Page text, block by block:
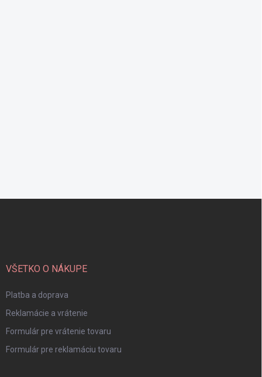
VŠETKO O NÁKUPE
Platba a doprava
Reklamácie a vrátenie
Formulár pre vrátenie tovaru
Formulár pre reklamáciu tovaru